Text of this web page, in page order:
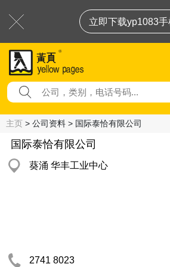
立即下载yp1083
主页 > 公司资料 > 国际泰恰有限公司
国际泰恰有限公司
葵涌 华丰工业中心
2741 8023